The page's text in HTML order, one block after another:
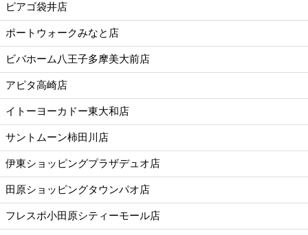
ピアゴ袋井店
ポートウォークみなと店
ビバホーム八王子多摩美大前店
アピタ高崎店
イトーヨーカドー東大和店
サントムーン柿田川店
伊東ショッピングプラザデュオ店
田原ショッピングタウンパオ店
フレスポ小田原シティーモール店